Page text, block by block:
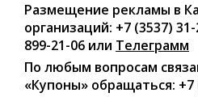
Размещение рекламы в
организаций: +7 (3537)
899-21-06 или Телеграмм
По любым вопросам
«Купоны» обращаться: +7